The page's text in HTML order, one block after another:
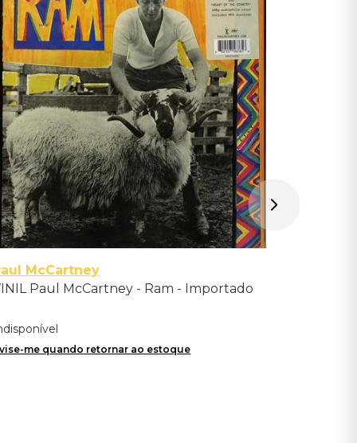
McCartney
Paul McCartney - Ram - Importado
me quando retornar ao estoque